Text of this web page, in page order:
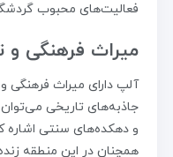
فعالیت‌های محبوب
میراث فرهنگی و
آلپ دارای میراث فرهنگی
جاذبه‌های تاریخی
و دهکده‌های سنتی اشاره
همچنان در این منطقه